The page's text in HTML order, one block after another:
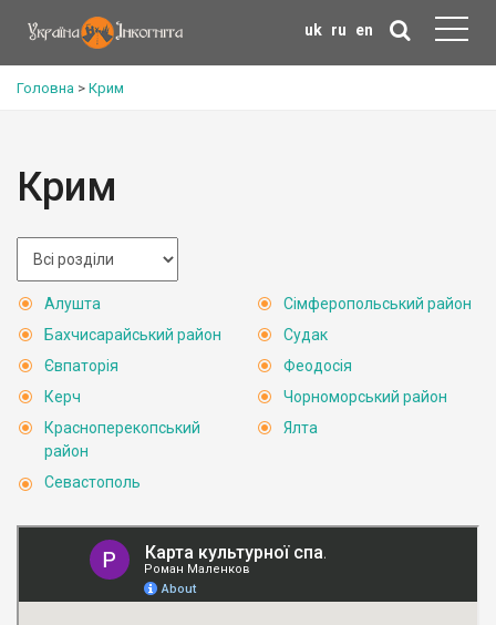
uk ru en
Головна > Крим
Крим
Алушта
Бахчисарайський район
Євпаторія
Керч
Красноперекопський
район
Севастополь
Сімферопольський район
Судак
Феодосія
Чорноморський район
Ялта